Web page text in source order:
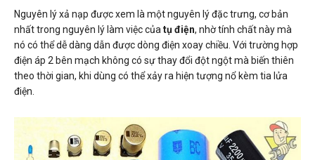
Nguyên lý xả nạp được xem là một nguyên lý đặc trưng, cơ bản
nhất trong nguyên lý làm việc củatụ điện, nhờ tính chất này mà
nó có thể dễ dàng dẫn được dòng điện xoay chiều. Với trường hợp
điện áp 2 bên mạch không có sự thay đổi đột ngột mà biến thiên
theo thời gian, khi dùng có thể xảy ra hiện tượng nổ kèm tia lửa
điện.